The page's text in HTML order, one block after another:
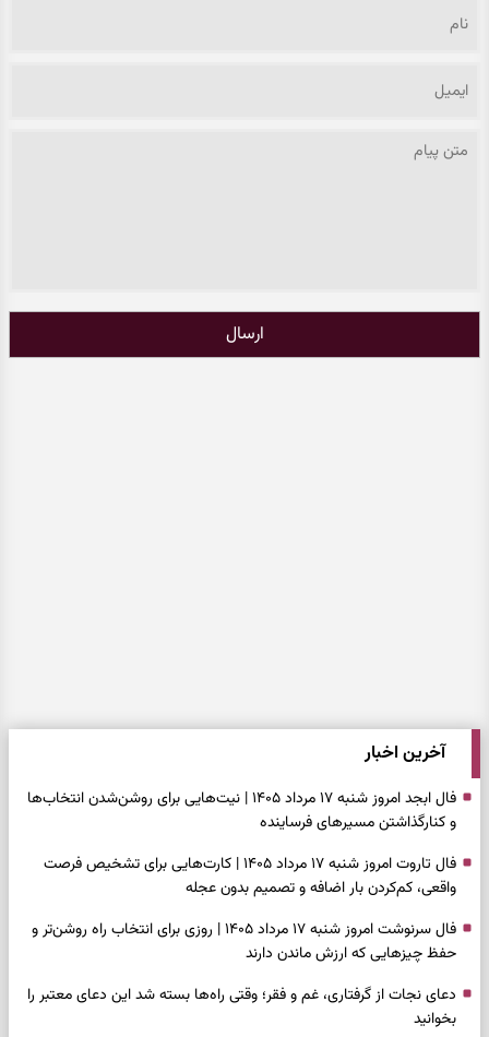
ارسال
آخرین اخبار
فال ابجد امروز شنبه ۱۷ مرداد ۱۴۰۵ | نیت‌هایی برای روشن‌شدن انتخاب‌ها
و کنارگذاشتن مسیرهای فرساینده
فال تاروت امروز شنبه ۱۷ مرداد ۱۴۰۵ | کارت‌هایی برای تشخیص فرصت
واقعی، کم‌کردن بار اضافه و تصمیم بدون عجله
فال سرنوشت امروز شنبه ۱۷ مرداد ۱۴۰۵ | روزی برای انتخاب راه روشن‌تر و
حفظ چیزهایی که ارزش ماندن دارند
دعای نجات از گرفتاری، غم و فقر؛ وقتی راه‌ها بسته شد این دعای معتبر را
بخوانید